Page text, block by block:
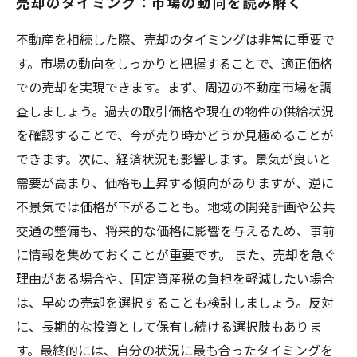
不動産を相続した際、売却のタイミングは非常に重要で
す。市場の動向をしっかりと把握することで、適正価格
での売却を実現できます。まず、周辺の不動産市場を調
査しましょう。過去の取引価格や現在の物件の供給状況
を確認することで、今が売り時かどうか見極めることが
できます。次に、経済状況も影響します。景気が良いと
需要が高まり、価格も上昇する傾向がありますが、逆に
不景気では価格が下がることも。地域の開発計画や公共
交通の整備も、将来的な価格に影響を与えるため、事前
に情報を集めておくことが重要です。 また、売却を急ぐ
理由がある場合や、固定資産税の負担を軽減したい場合
は、早めの売却を選択することも検討しましょう。反対
に、長期的な投資として保有し続ける選択肢もありま
す。最終的には、自分の状況に最も合ったタイミングを